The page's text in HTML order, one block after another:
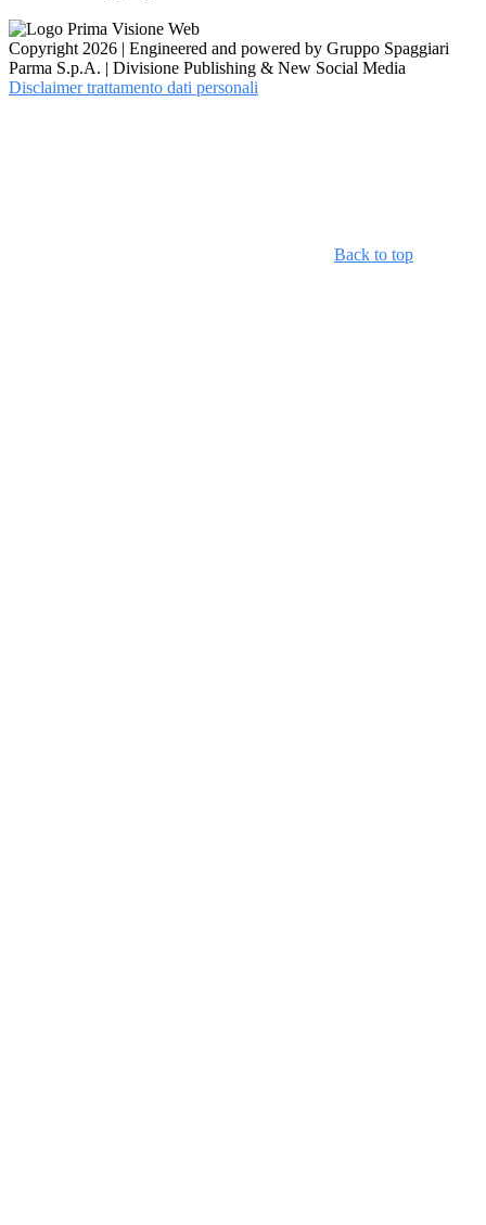
Copyright 2026 | Engineered and powered by Gruppo Spaggiari
Parma S.p.A. | Divisione Publishing & New Social Media
Disclaimer trattamento dati personali
Back to top